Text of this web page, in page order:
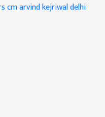
cm arvind kejriwaldelhi